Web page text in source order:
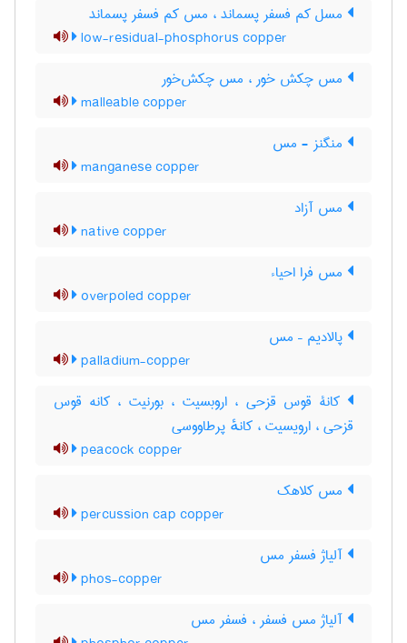
مسل کم فسفر پسماند ، مس کم فسفر پسماند
low-residual-phosphorus copper
مس چکش خور ، مس چکش‌خور
malleable copper
منگنز - مس
manganese copper
مس آزاد
native copper
مس فرا احیاء
overpoled copper
پالادیم – مس
palladium-copper
کانۀ قوس قزحی ، اروبسیت ، بورنیت ، کانه قوس
قزحی ، ارویسیت ، کانهٔ پرطاووسی
peacock copper
مس کلاهک
percussion cap copper
آلیاژ فسفر مس
phos-copper
آلیاژ مس فسفر ، فسفر مس